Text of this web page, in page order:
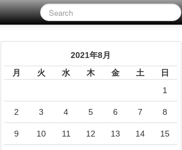
2021年8月
月
火 水 木 金 土 日
1
2 3 4 5 6 7 8
9 10 11 12 13 14 15